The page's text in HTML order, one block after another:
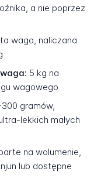
a nie poprzez
waga, naliczana
5 kg na
wagowego
gramów,
lekkich małych
na wolumenie,
lub dostępne